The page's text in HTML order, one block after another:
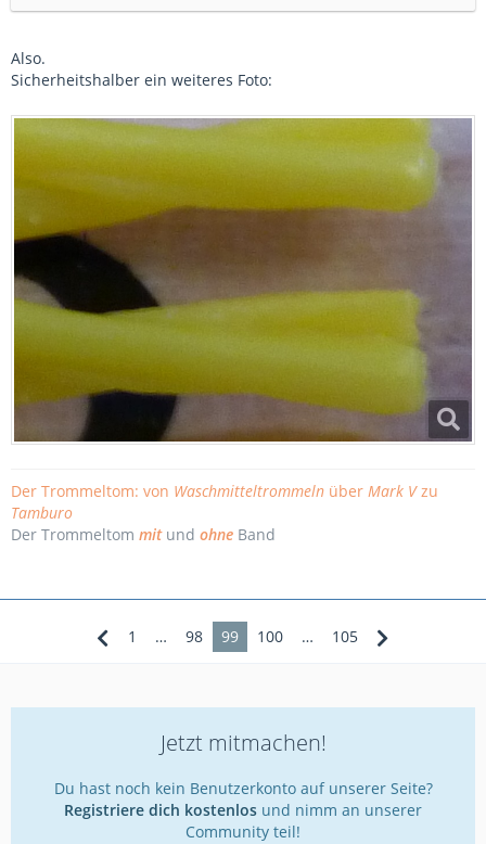
Also.
Sicherheitshalber ein weiteres Foto:
Der Trommeltom: von Waschmitteltrommeln über Mark Vzu
Tamburo
Der Trommeltom mitund ohne Band
1 … 98 99 100 … 105
Jetzt mitmachen!
Du hast noch kein Benutzerkonto auf unserer Seite?
Registriere dich kostenlos und nimm an unserer
Community teil!